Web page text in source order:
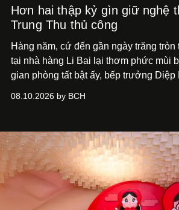
Hơn hai thập kỷ gìn giữ nghệ
Trung Thu thủ công
Hàng năm, cứ đến gần ngày trăng tròn
tại nhà hàng Li Bai lại thơm phức mùi
gian phòng tất bật ấy, bếp trưởng Diệp
08.10.2026 by BCH